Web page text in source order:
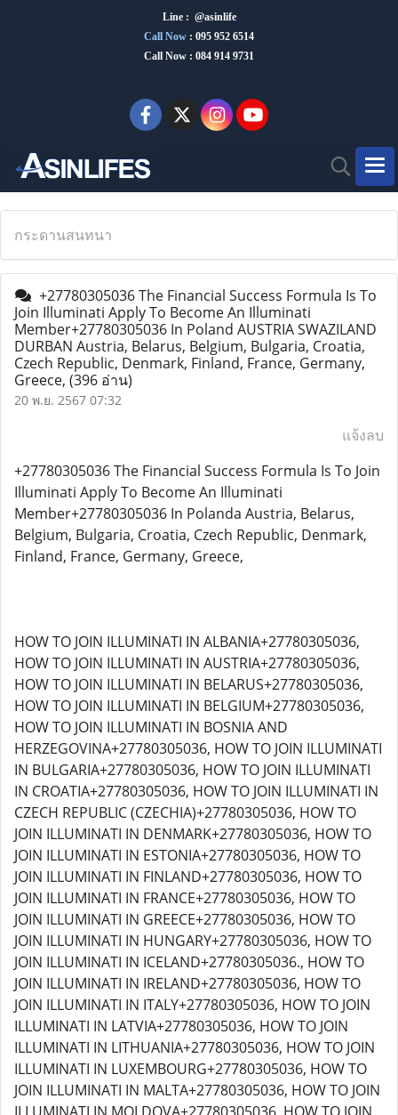
Line : @asinlife
Call Now : 095 952 6514
Call Now : 084 914 9731
กระดานสนทนา
+27780305036 The Financial Success Formula Is To
Join Illuminati Apply To Become An Illuminati
Member+27780305036 In Poland AUSTRIA SWAZILAND
DURBAN Austria, Belarus, Belgium, Bulgaria, Croatia,
Czech Republic, Denmark, Finland, France, Germany,
Greece, (396 อ่าน)
20 พ.ย. 2567 07:32
แจ้งลบ
+27780305036 The Financial Success Formula Is To Join
Illuminati Apply To Become An Illuminati
Member+27780305036 In Polanda Austria, Belarus,
Belgium, Bulgaria, Croatia, Czech Republic, Denmark,
Finland, France, Germany, Greece,
HOW TO JOIN ILLUMINATI IN ALBANIA+27780305036,
HOW TO JOIN ILLUMINATI IN AUSTRIA+27780305036,
HOW TO JOIN ILLUMINATI IN BELARUS+27780305036,
HOW TO JOIN ILLUMINATI IN BELGIUM+27780305036,
HOW TO JOIN ILLUMINATI IN BOSNIA AND
HERZEGOVINA+27780305036, HOW TO JOIN ILLUMINATI
IN BULGARIA+27780305036, HOW TO JOIN ILLUMINATI
IN CROATIA+27780305036, HOW TO JOIN ILLUMINATI IN
CZECH REPUBLIC (CZECHIA)+27780305036, HOW TO
JOIN ILLUMINATI IN DENMARK+27780305036, HOW TO
JOIN ILLUMINATI IN ESTONIA+27780305036, HOW TO
JOIN ILLUMINATI IN FINLAND+27780305036, HOW TO
JOIN ILLUMINATI IN FRANCE+27780305036, HOW TO
JOIN ILLUMINATI IN GREECE+27780305036, HOW TO
JOIN ILLUMINATI IN HUNGARY+27780305036, HOW TO
JOIN ILLUMINATI IN ICELAND+27780305036., HOW TO
JOIN ILLUMINATI IN IRELAND+27780305036, HOW TO
JOIN ILLUMINATI IN ITALY+27780305036, HOW TO JOIN
ILLUMINATI IN LATVIA+27780305036, HOW TO JOIN
ILLUMINATI IN LITHUANIA+27780305036, HOW TO JOIN
ILLUMINATI IN LUXEMBOURG+27780305036, HOW TO
JOIN ILLUMINATI IN MALTA+27780305036, HOW TO JOIN